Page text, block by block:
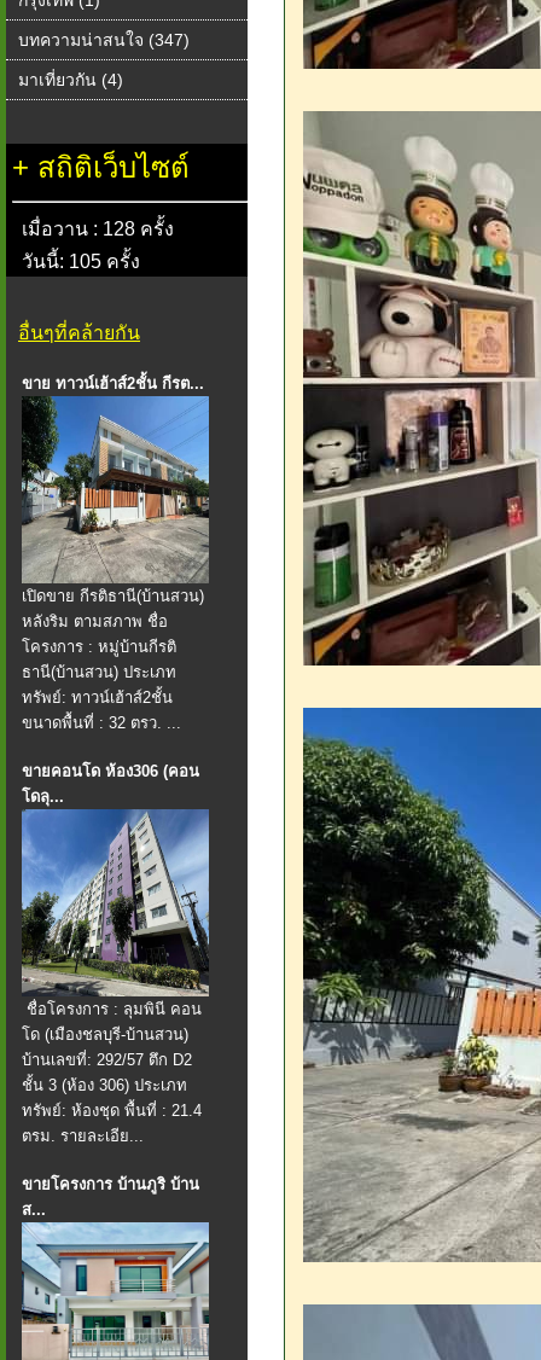
บทความน่าสนใจ (347)
มาเที่ยวกัน (4)
+ สถิติเว็บไซต์
เมื่อวาน : 128 ครั้ง
วันนี้: 105 ครั้ง
อื่นๆที่คล้ายกัน
ขาย ทาวน์เฮ้าส์2ชั้น กีรต...
เปิดขาย กีรติธานี(บ้านสวน)
หลังริม ตามสภาพ ชื่อ
โครงการ : หมู่บ้านกีรติ
ธานี(บ้านสวน) ประเภท
ทรัพย์: ทาวน์เฮ้าส์2ชั้น
ขนาดพื้นที่ : 32 ตรว. ...
ขายคอนโด ห้อง306 (คอน
โดลุ...
ชื่อโครงการ : ลุมพินี คอน
โด (เมืองชลบุรี-บ้านสวน)
บ้านเลขที่: 292/57 ตึก D2
ชั้น 3 (ห้อง 306) ประเภท
ทรัพย์: ห้องชุด พื้นที่ : 21.4
ตรม. รายละเอีย...
ขายโครงการ บ้านภูริ บ้าน
ส...